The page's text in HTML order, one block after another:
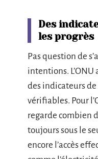
Des
les progrès
Pas question de
intentions.
des indicateurs
vérifiables. Pour
regarde combien
toujours sous le
encore l’accès